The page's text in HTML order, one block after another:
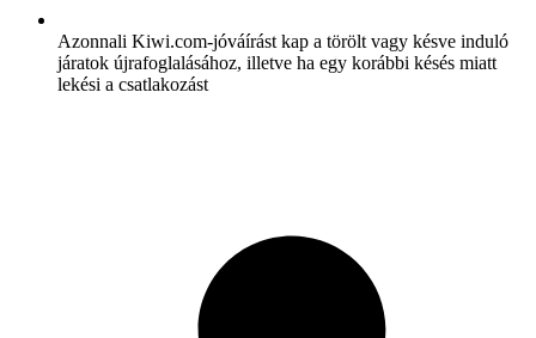
Azonnali Kiwi.com-jóváírást kap a törölt vagy késve induló
járatok újrafoglalásához, illetve ha egy korábbi késés miatt
lekési a csatlakozást